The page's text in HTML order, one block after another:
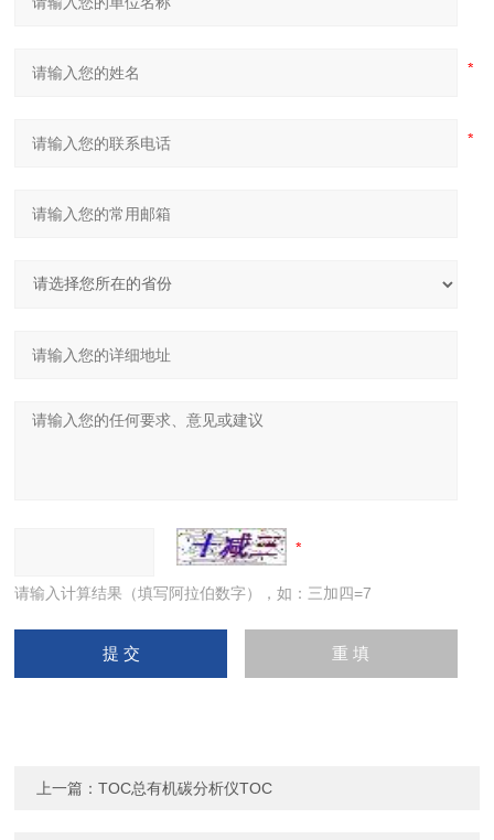
请输入计算结果（填写阿拉伯数字），如：三加四=7
上一篇：TOC总有机碳分析仪TOC